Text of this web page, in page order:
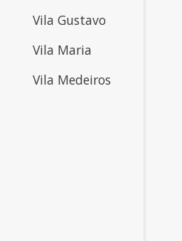
Vila Gustavo
Vila Maria
Vila Medeiros